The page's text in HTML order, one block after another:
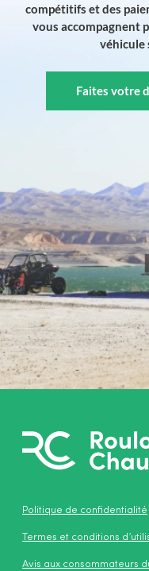
compétitifs et des
vous accompagnent
véhicule
Faites votre
Politique de confidentialité
Termes et conditions
Avis aux consommateurs